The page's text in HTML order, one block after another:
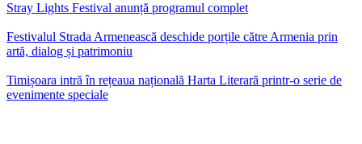
Stray Lights Festival anunță programul complet
Festivalul Strada Armenească deschide porțile către Armenia prin
artă, dialog și patrimoniu
Timișoara intră în rețeaua națională Harta Literară printr-o serie de
evenimente speciale